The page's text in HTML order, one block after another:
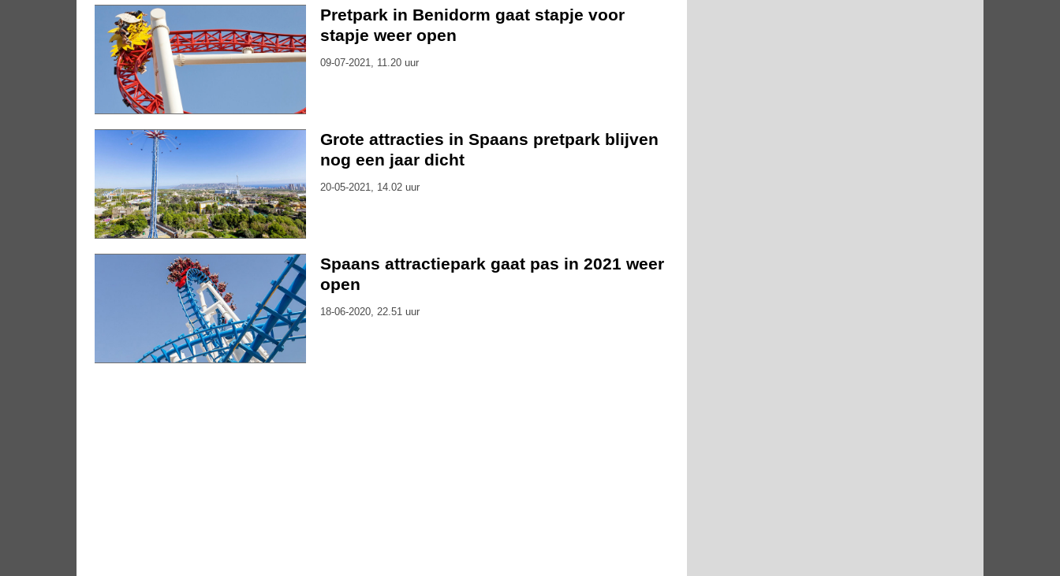
Pretpark in Benidorm gaat stapje voor
stapje weer open
09-07-2021, 11.20 uur
Grote attracties in Spaans pretpark blijven
nog een jaar dicht
20-05-2021, 14.02 uur
Spaans attractiepark gaat pas in 2021 weer
open
18-06-2020, 22.51 uur